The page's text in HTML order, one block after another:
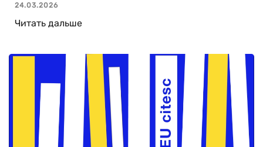
24.03.2026
Читать дальше